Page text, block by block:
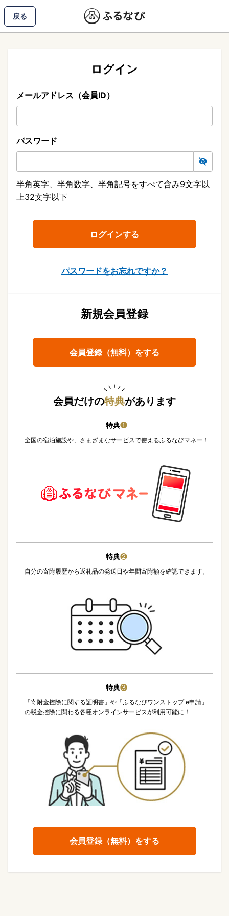
戻る
ログイン
メールアドレス（会員ID）
パスワード
半角英字、半角数字、半角記号をすべて含み9文字以
上32文字以下
パスワードをお忘れですか？
新規会員登録
会員登録（無料）をする
会員だけの特典があります
特典❶
全国の宿泊施設や、さまざまなサービスで使えるふるなびマネー！
特典❷
自分の寄附履歴から返礼品の発送日や年間寄附額を確認できます。
特典❸
「寄附金控除に関する証明書」や「ふるなびワンストップ e申請」
の税金控除に関わる各種オンラインサービスが利用可能に！
会員登録（無料）をする